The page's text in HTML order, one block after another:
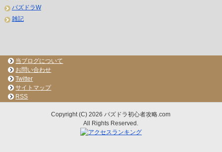
パズドラW
雑記
当ブログについて
お問い合わせ
Twitter
サイトマップ
RSS
Copyright (C) 2026 パズドラ初心者攻略.com
All Rights Reserved.